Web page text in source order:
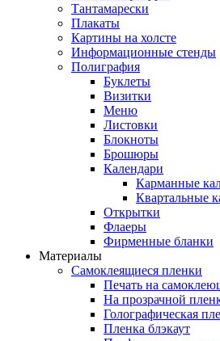
Тантамарески
Плакаты
Картины на холсте
Информационные стенды
Полиграфия
Буклеты
Визитки
Меню
Листовки
Блокноты
Брошюры
Календари
Карманные
Квартальные
Открытки
Флаеры
Фирменные бланки
Материалы
Самоклеящиеся пленки
Печать на
На прозрачной
Голографическая
Пленка блэкаут